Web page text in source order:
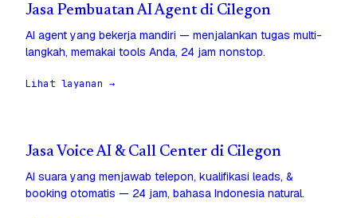
Jasa Pembuatan AI Agent di Cilegon
AI agent yang bekerja mandiri — menjalankan tugas multi-
langkah, memakai tools Anda, 24 jam nonstop.
Lihat layanan →
Jasa Voice AI & Call Center di Cilegon
AI suara yang menjawab telepon, kualifikasi leads, &
booking otomatis — 24 jam, bahasa Indonesia natural.